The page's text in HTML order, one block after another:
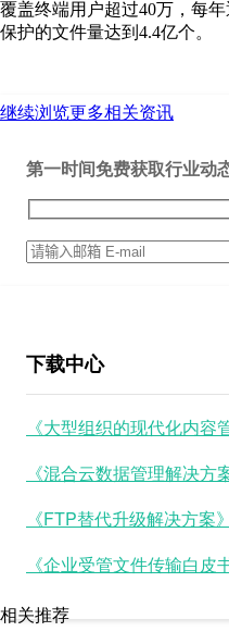
覆盖终端用户超过40万，每
保护的文件量达到4.4亿个。
继续浏览更多相关资讯
第一时间免费获取行业动
下载中心
《大型组织的现代化内容
《混合云数据管理解决方
《FTP替代升级解决方案》
《企业受管文件传输白皮
相关推荐